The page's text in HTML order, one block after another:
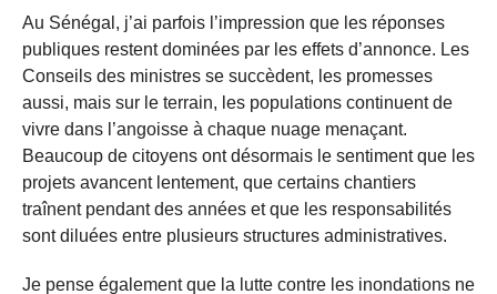
Au Sénégal, j’ai parfois l’impression que les réponses
publiques restent dominées par les effets d’annonce. Les
Conseils des ministres se succèdent, les promesses
aussi, mais sur le terrain, les populations continuent de
vivre dans l’angoisse à chaque nuage menaçant.
Beaucoup de citoyens ont désormais le sentiment que les
projets avancent lentement, que certains chantiers
traînent pendant des années et que les responsabilités
sont diluées entre plusieurs structures administratives.
Je pense également que la lutte contre les inondations ne